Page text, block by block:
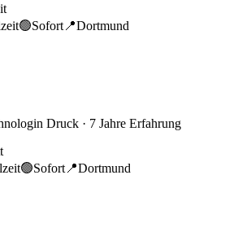
🟢Sofort 📍Dortmund
Druck · 7 Jahre Erfahrung
🟢Sofort 📍Dortmund